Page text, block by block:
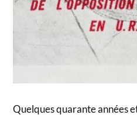
Quelques quarante années